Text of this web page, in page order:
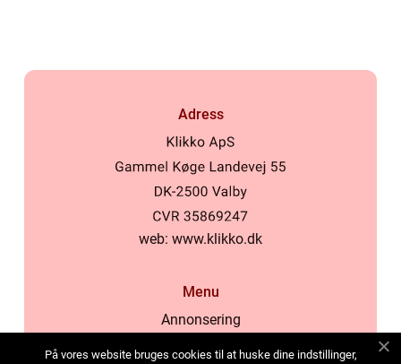
Adress
web: www.klikko.dk
Menu
Annonsering
På vores website bruges cookies til at huske dine indstillinger,